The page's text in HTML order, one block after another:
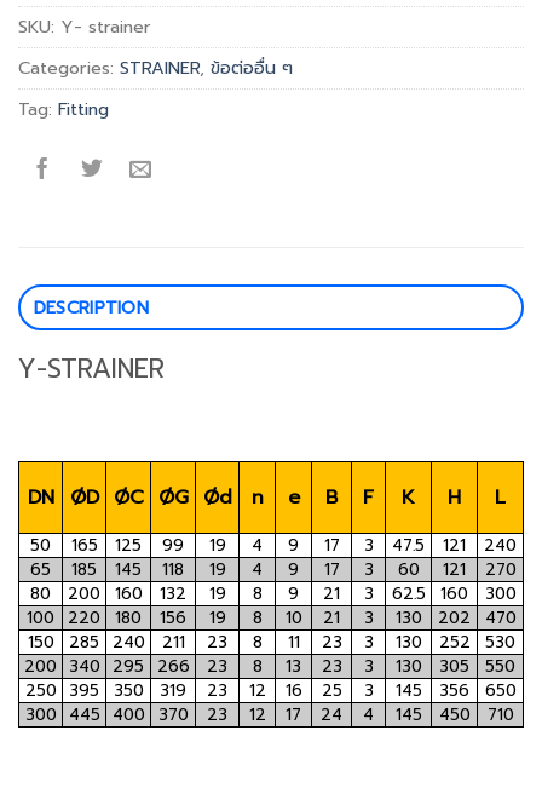
SKU: Y- strainer
Categories: STRAINER, ข้อต่ออื่น ๆ
Tag: Fitting
DESCRIPTION
Y-STRAINER
DN ØD ØC ØG Ød n e B F K H L
50 165 125 99 19 4 9 17 3 47.5 121
240
65
185 145 118 19 4 9 17 3 60 121
270
80
200 160 132 19 8 9 21 3 62.5 160
300
100
220 180 156 19 8 10 21 3 130 202
470
150
285 240 211 23 8 11 23 3 130 252
530
200 340 295 266 23 8 13 23 3 130 305
550
250 395 350 319 23 12 16 25 3 145 356
650
300 445 400 370 23 12 17 24 4 145 450 710